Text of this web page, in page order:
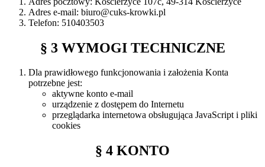
Adres e-mail: biuro@cuks-krowki.pl
Telefon: 510403503
§ 3 WYMOGI TECHNICZNE
Dla prawidłowego funkcjonowania i założenia Konta
potrzebne jest:
aktywne konto e-mail
urządzenie z dostępem do Internetu
przeglądarka internetowa obsługująca JavaScript i pliki
cookies
§ 4 KONTO